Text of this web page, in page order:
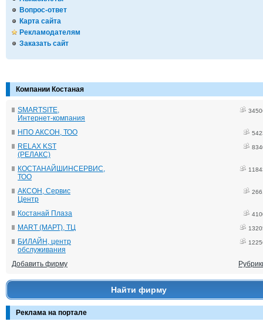
Вопрос-ответ
Карта сайта
Рекламодателям
Заказать сайт
Компании Костаная
SMARTSITE,
Интернет-компания
НПО АКСОН, ТОО
RELAX KST
(РЕЛАКС)
КОСТАНАЙШИНСЕРВИС,
ТОО
АКСОН, Сервис
Центр
Костанай Плаза
MART (МАРТ), ТЦ
БИЛАЙН, центр
обслуживания
Добавить фирму
Найти фирму
Реклама на портале